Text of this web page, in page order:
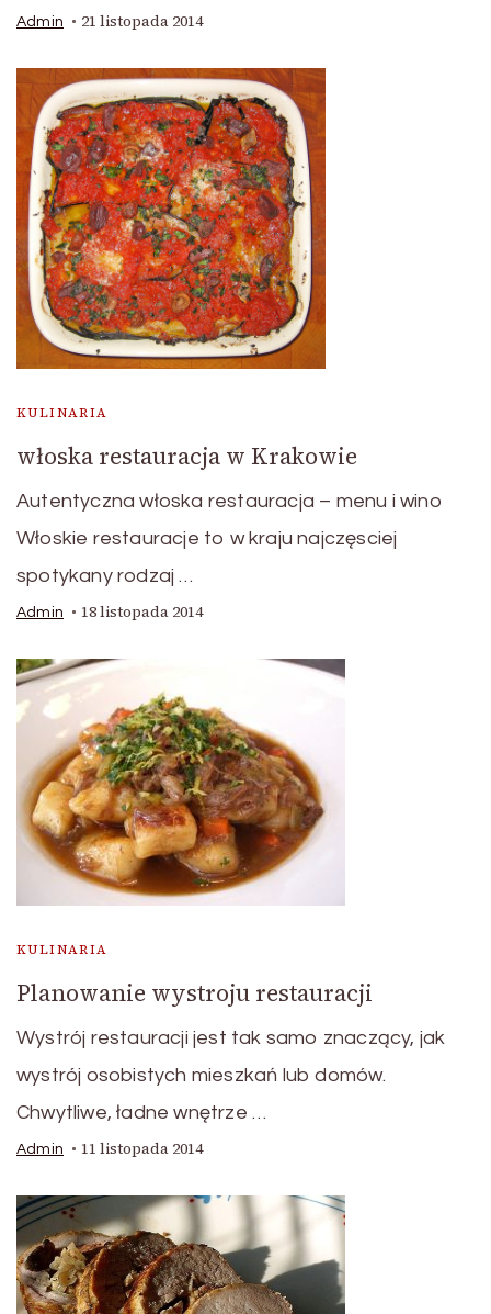
Admin 21 listopada 2014
KULINARIA
włoska restauracja w Krakowie
Autentyczna włoska restauracja – menu i wino
Włoskie restauracje to w kraju najczęsciej
spotykany rodzaj …
Admin 18 listopada 2014
KULINARIA
Planowanie wystroju restauracji
Wystrój restauracji jest tak samo znaczący, jak
wystrój osobistych mieszkań lub domów.
Chwytliwe, ładne wnętrze …
Admin 11 listopada 2014